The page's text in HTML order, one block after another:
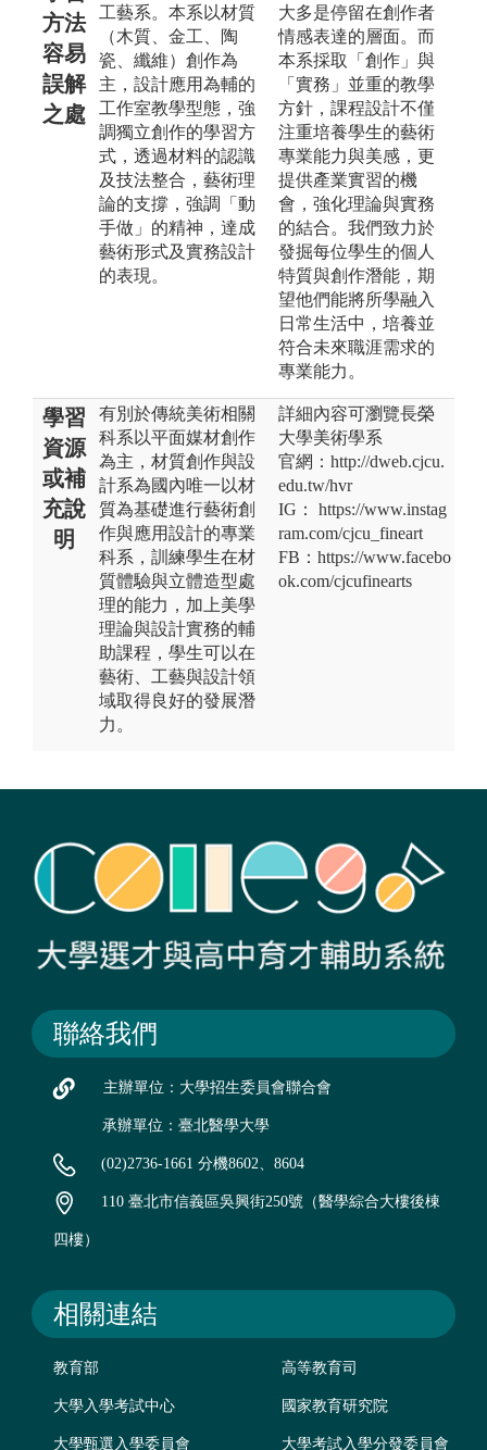
方法
容易
誤解
之處
工藝系。本系以材質
（木質、金工、陶
瓷、纖維）創作為
主，設計應用為輔的
工作室教學型態，強
調獨立創作的學習方
式，透過材料的認識
及技法整合，藝術理
論的支撐，強調「動
手做」的精神，達成
藝術形式及實務設計
的表現。
大多是停留在創作者
情感表達的層面。而
本系採取「創作」與
「實務」並重的教學
方針，課程設計不僅
注重培養學生的藝術
專業能力與美感，更
提供產業實習的機
會，強化理論與實務
的結合。我們致力於
發掘每位學生的個人
特質與創作潛能，期
望他們能將所學融入
日常生活中，培養並
符合未來職涯需求的
專業能力。
學習
資源
或補
充說
明
有別於傳統美術相關
科系以平面媒材創作
為主，材質創作與設
計系為國內唯一以材
質為基礎進行藝術創
作與應用設計的專業
科系，訓練學生在材
質體驗與立體造型處
理的能力，加上美學
理論與設計實務的輔
助課程，學生可以在
藝術、工藝與設計領
域取得良好的發展潛
力。
詳細內容可瀏覽長榮
大學美術學系
官網：http://dweb.cjcu.
edu.tw/hvr
IG： https://www.instag
ram.com/cjcu_fineart
FB：https://www.facebo
ok.com/cjcufinearts
聯絡我們
主辦單位：大學招生委員會聯合會
承辦單位：臺北醫學大學
(02)2736-1661 分機8602、8604
110 臺北市信義區吳興街250號（醫學綜合大樓後棟
四樓）
相關連結
教育部 高等教育司
大學入學考試中心 國家教育研究院
大學甄選入學委員會 大學考試入學分發委員會